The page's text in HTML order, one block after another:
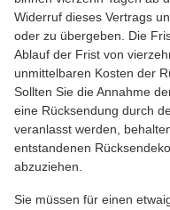
Widerruf dieses Vertrags
oder zu übergeben. Die
Ablauf der Frist von
unmittelbaren Kosten der
Sollten Sie die Annahme
eine Rücksendung durch
veranlasst werden,
entstandenen
abzuziehen.
Sie müssen für einen